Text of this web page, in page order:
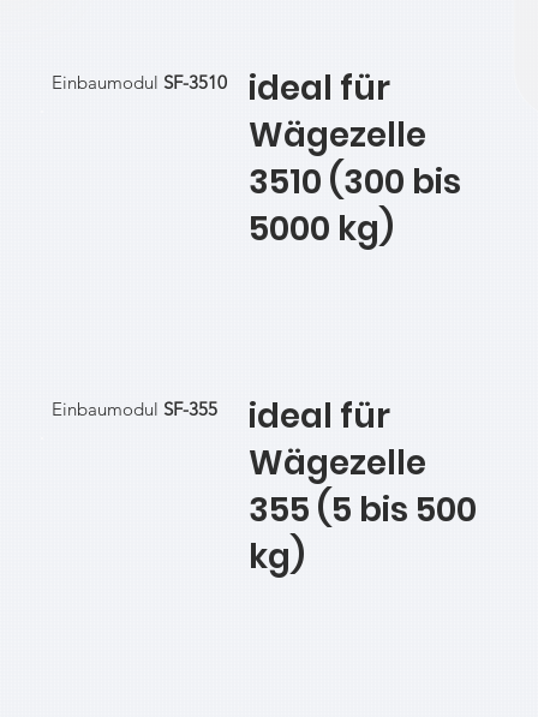
ideal für
Wägezelle
3510 (300 bis
5000 kg)
Einbaumodul SF-3510
ideal für
Wägezelle
355 (5 bis 500
kg)
Einbaumodul SF-355